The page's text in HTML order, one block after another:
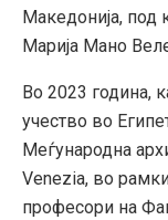
Македонија, под
Марија Мано
Во 2023 година,
учество во
Меѓународна
Venezia, во
професори на